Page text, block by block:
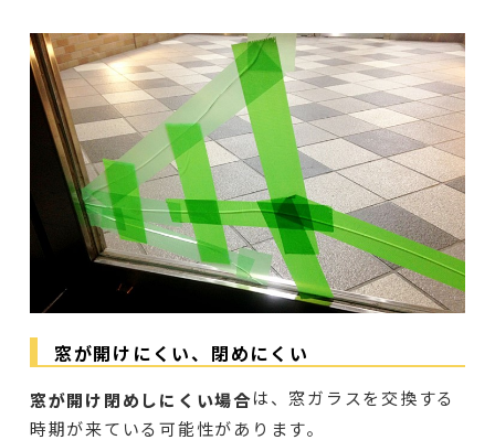
窓が開けにくい、閉めにくい
窓が開け閉めしにくい場合は、窓ガラスを交換する
時期が来ている可能性があります。